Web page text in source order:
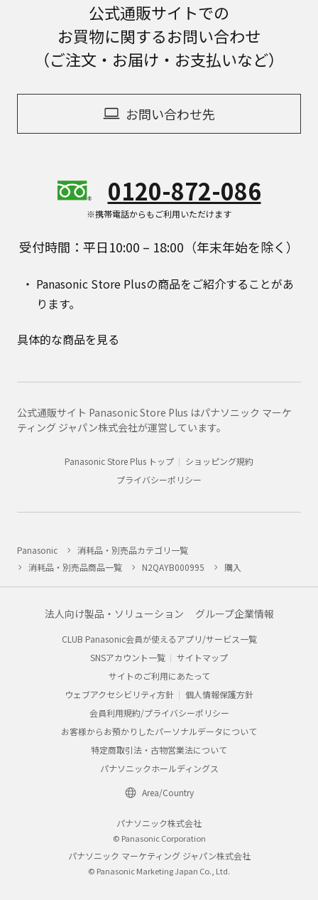
公式通販サイトでの
お買物に関するお問い合わせ
（ご注文・お届け・お支払いなど）
お問い合わせ先
0120-872-086
※携帯電話からもご利用いただけます
受付時間：平日10:00 – 18:00（年末年始を除く）
Panasonic Store Plusの商品をご紹介することがあ
ります。
具体的な商品を見る
公式通販サイト Panasonic Store Plus はパナソニック マーケ
ティング ジャパン株式会社が運営しています。
Panasonic Store Plus トップ
ショッピング規約
プライバシーポリシー
Panasonic
消耗品・別売品カテゴリ一覧
消耗品・別売品商品一覧
N2QAYB000995 購入
法人向け製品・ソリューション グループ企業情報
CLUB Panasonic会員が使えるアプリ/サービス一覧
SNSアカウント一覧
サイトマップ
サイトのご利用にあたって
ウェブアクセシビリティ方針
個人情報保護方針
会員利用規約/プライバシーポリシー
お客様からお預かりしたパーソナルデータについて
特定商取引法・古物営業法について
パナソニックホールディングス
Area/Country
パナソニック株式会社
© Panasonic Corporation
パナソニック マーケティング ジャパン株式会社
© Panasonic Marketing Japan Co., Ltd.